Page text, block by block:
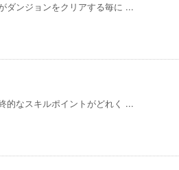
ダンジョンをクリアする毎に ...
的なスキルポイントがどれく ...